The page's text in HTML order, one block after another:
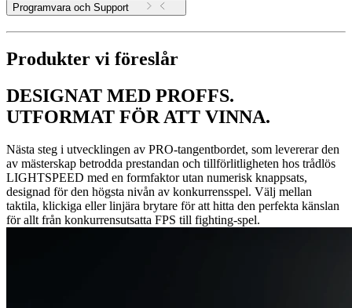
Programvara och Support
Produkter vi föreslår
DESIGNAT MED PROFFS.
UTFORMAT FÖR ATT VINNA.
Nästa steg i utvecklingen av PRO-tangentbordet, som levererar den
av mästerskap betrodda prestandan och tillförlitligheten hos trådlös
LIGHTSPEED med en formfaktor utan numerisk knappsats,
designad för den högsta nivån av konkurrensspel. Välj mellan
taktila, klickiga eller linjära brytare för att hitta den perfekta känslan
för allt från konkurrensutsatta FPS till fighting-spel.